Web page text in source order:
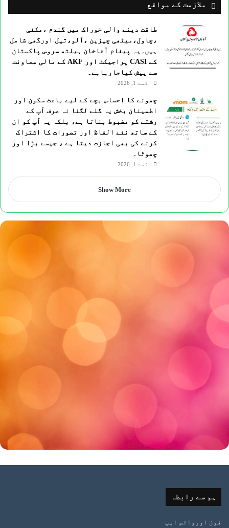
ملازمت کے مواقع
طاقت دینے والی خوراک میں گندم ،مکئی
،چاول،میٹھی چیزین ،آلو،تیل اورگھی شامل
ہیں۔یہ پیغام آغاخان ہیلتھ سروس پاکستان
کے CASI پراجیکٹ اور AKF کے مالی معاونت
سے پیش کیاجارہاہے۔
اگست 1, 2026
چھونے کا احساس بچے کے لیے باعث سکون اور
اطمینان بخش یہ گلے لگنا نہ صرف آپ کے
رشتے کو مضبوط بناتا ہے، بلکہ یہ آپ کو ان
کے ساتھ نئے الفاظ اور تصورات کا اشتراک
کرنے کی بھی اجازت دیتا ہے ، جیسے بڑا اور
چھوٹا۔
اگست 1, 2026
Show More
ہم سے رابطہ
فون اورواٹس ایپ